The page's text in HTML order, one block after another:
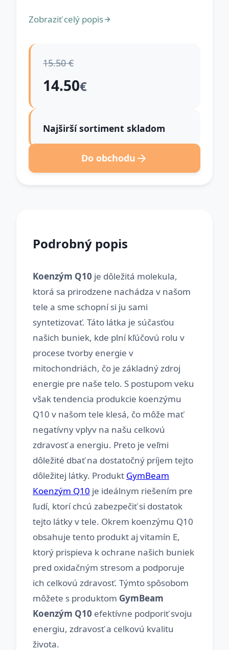
Zobraziť celý popis
15.50 €
14.50€
Najširší sortiment skladom
Do obchodu
Podrobný popis
Koenzým Q10 je dôležitá molekula,
ktorá sa prirodzene nachádza v našom
tele a sme schopní si ju sami
syntetizovať. Táto látka je súčasťou
našich buniek, kde plní kľúčovú rolu v
procese tvorby energie v
mitochondriách, čo je základný zdroj
energie pre naše telo. S postupom veku
však tendencia produkcie koenzýmu
Q10 v našom tele klesá, čo môže mať
negatívny vplyv na našu celkovú
zdravosť a energiu. Preto je veľmi
dôležité dbať na dostatočný príjem tejto
dôležitej látky. Produkt GymBeam
Koenzým Q10 je ideálnym riešením pre
ľudí, ktorí chcú zabezpečiť si dostatok
tejto látky v tele. Okrem koenzýmu Q10
obsahuje tento produkt aj vitamín E,
ktorý prispieva k ochrane našich buniek
pred oxidačným stresom a podporuje
ich celkovú zdravosť. Týmto spôsobom
môžete s produktom GymBeam
Koenzým Q10 efektívne podporiť svoju
energiu, zdravosť a celkovú kvalitu